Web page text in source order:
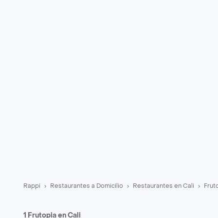
Rappi Restaurantes a Domicilio Restaurantes en Cali
1 Frutopia en Cali